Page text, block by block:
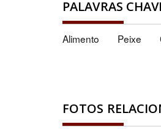
PALAVRAS
Alimento Peixe
FOTOS